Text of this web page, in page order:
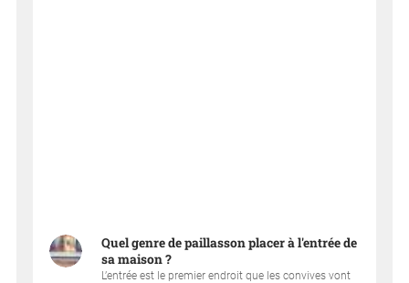
Quel genre de paillasson placer à l'entrée de
sa maison ?
L’entrée est le premier endroit que les convives vont